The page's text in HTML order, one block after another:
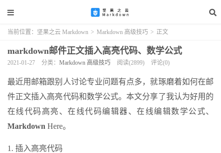
当前位置： 坚果之云 Markdown > Markdown 高级技巧 > 正文
markdown邮件正文插入高亮代码、数学公式
2021-01-27 分类： Markdown 高级技巧 阅读(2899) 评论(0)
最近用邮箱跟别人讨论专业问题有点多，就琢磨着如何在邮
件正文插入高亮代码和数学公式。本文分享了我认为好用的
在线代码高亮、在线代码编辑器、在线编辑数学公式、
Markdown Here。
1. 插入高亮代码